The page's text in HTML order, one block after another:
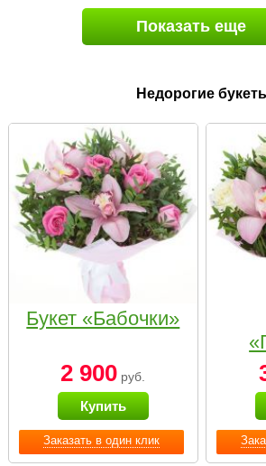
Показать еще
Недорогие
Заказать в один клик
Букет «Бабочки»
2 900 руб.
Купить